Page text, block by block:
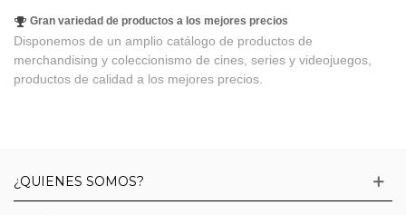
Gran variedad de productos a los mejores precios
Disponemos de un amplio catálogo de productos de
merchandising y coleccionismo de cines, series y videojuegos,
productos de calidad a los mejores precios.
¿QUIENES SOMOS?